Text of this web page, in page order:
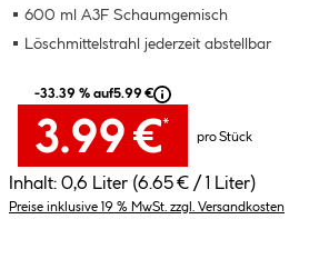
600 ml A3F Schaumgemisch
Löschmittelstrahl jederzeit abstellbar
-33.39 % auf5.99 €
3.99 €*
pro Stück
Inhalt: 0,6 Liter (6.65 € / 1 Liter)
Preise inklusive 19 % MwSt. zzgl. Versandkosten